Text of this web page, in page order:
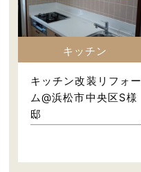
キッチン
キッチン改装リフォー
ム@浜松市中央区S様
邸